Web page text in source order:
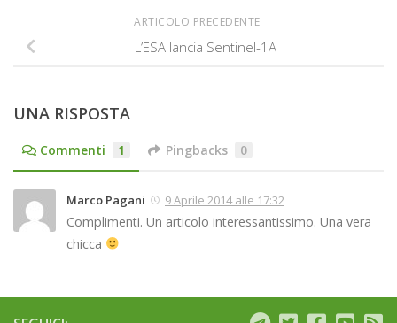
ARTICOLO PRECEDENTE
L’ESA lancia Sentinel-1A
UNA RISPOSTA
Commenti 1 Pingbacks 0
Marco Pagani 9 Aprile 2014 alle 17:32
Complimenti. Un articolo interessantissimo. Una vera
chicca